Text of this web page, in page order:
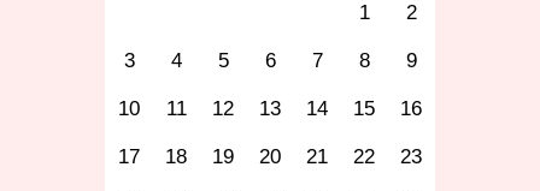
1 2
3 4 5 6 7 8 9
10 11 12 13 14 15 16
17 18 19 20 21 22 23